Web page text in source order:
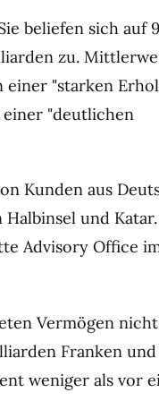
beliefen sich auf
zu.
einer "starken
einer "deutlichen
Kunden aus
und
Advisory Office
Vermögen nicht
Franken
weniger als vor